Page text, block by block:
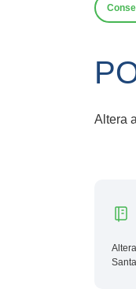
Altera